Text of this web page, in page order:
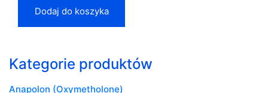
Dodaj do koszyka
Kategorie produktów
Anapolon (Oxymetholone)